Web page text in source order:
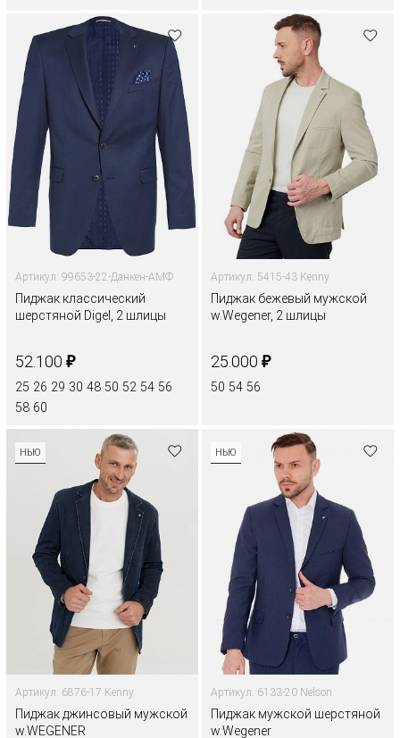
Артикул: 99653-22-Данкен-АМФ
Пиджак классический
шерстяной Digel, 2 шлицы
52.100 ₽
25 26 29 30 48 50 52 54 56
58 60
Артикул: 5415-43 Kenny
Пиджак бежевый мужской
w.Wegener, 2 шлицы
25.000 ₽
50 54 56
НЬЮ
Артикул: 6876-17 Kenny
Пиджак джинсовый мужской
w.WEGENER
НЬЮ
Артикул: 6133-20 Nelson
Пиджак мужской шерстяной
w.Wegener